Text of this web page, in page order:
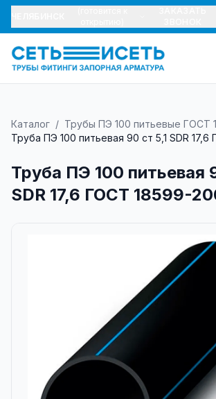
Каталог / Трубы ПЭ 100 питьевые ГОСТ
Труба ПЭ 100 питьевая 90 ст 5,1 SDR
Труба ПЭ 100 питьевая
SDR 17,6 ГОСТ 18599-